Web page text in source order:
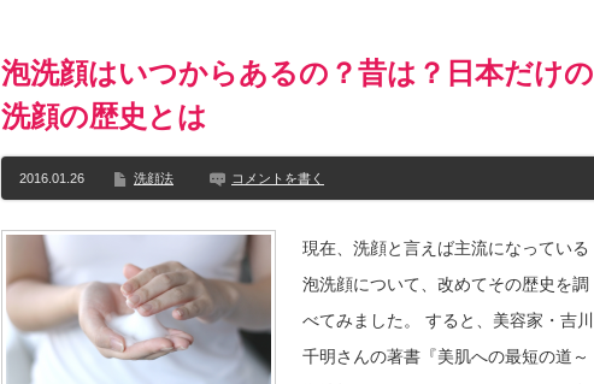
泡洗顔はいつからあるの？昔は？日本だけの
洗顔の歴史とは
2016.01.26 洗顔法 コメントを書く
現在、洗顔と言えば主流になっている
泡洗顔について、改めてその歴史を調
べてみました。 すると、美容家・吉川
千明さんの著書『美肌への最短の道～